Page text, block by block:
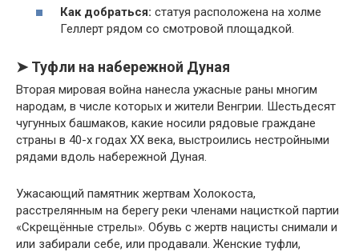
Как добраться: статуя расположена на холме
Геллерт рядом со смотровой площадкой.
➤ Туфли на набережной Дуная
Вторая мировая война нанесла ужасные раны многим
народам, в числе которых и жители Венгрии. Шестьдесят
чугунных башмаков, какие носили рядовые граждане
страны в 40-х годах XX века, выстроились нестройными
рядами вдоль набережной Дуная.
Ужасающий памятник жертвам Холокоста,
расстрелянным на берегу реки членами нацисткой партии
«Скрещённые стрелы». Обувь с жертв нацисты снимали и
или забирали себе, или продавали. Женские туфли,